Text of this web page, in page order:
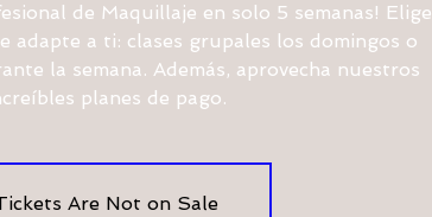
de Maquillaje en solo 5 semanas! Elige
adapte a ti: clases grupales los domingos o
la semana. Además, aprovecha nuestros
planes de pago.
Are Not on Sale